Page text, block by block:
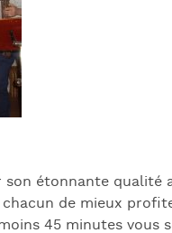
son étonnante qualité
de mieux
45 minutes vous